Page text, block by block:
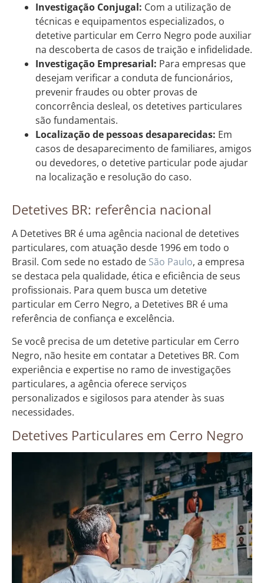
Investigação Conjugal: Com a utilização de
técnicas e equipamentos especializados, o
detetive particular em Cerro Negro pode auxiliar
na descoberta de casos de traição e infidelidade.
Investigação Empresarial: Para empresas que
desejam verificar a conduta de funcionários,
prevenir fraudes ou obter provas de
concorrência desleal, os detetives particulares
são fundamentais.
Localização de pessoas desaparecidas: Em
casos de desaparecimento de familiares, amigos
ou devedores, o detetive particular pode ajudar
na localização e resolução do caso.
Detetives BR: referência nacional
A Detetives BR é uma agência nacional de detetives
particulares, com atuação desde 1996 em todo o
Brasil. Com sede no estado de São Paulo, a empresa
se destaca pela qualidade, ética e eficiência de seus
profissionais. Para quem busca um detetive
particular em Cerro Negro, a Detetives BR é uma
referência de confiança e excelência.
Se você precisa de um detetive particular em Cerro
Negro, não hesite em contatar a Detetives BR. Com
experiência e expertise no ramo de investigações
particulares, a agência oferece serviços
personalizados e sigilosos para atender às suas
necessidades.
Detetives Particulares em Cerro Negro